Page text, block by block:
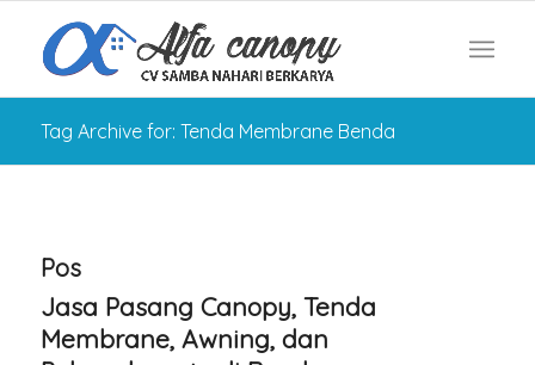
Tag Archive for: Tenda Membrane Benda
Pos
Jasa Pasang Canopy, Tenda
Membrane, Awning, dan